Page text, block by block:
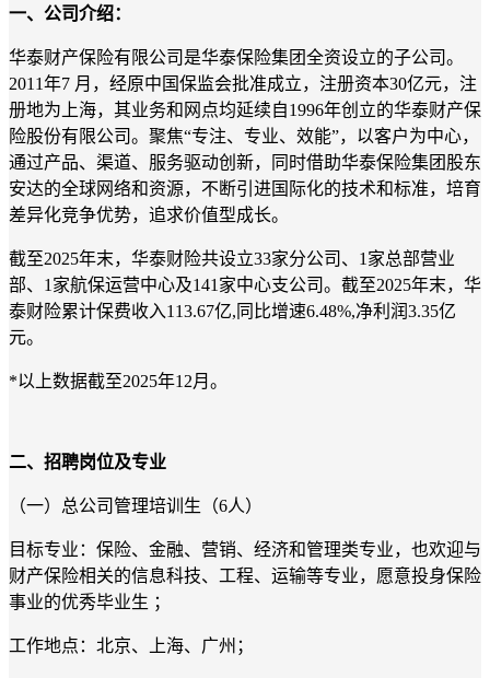
一、公司介绍：
华泰财产保险有限公司是华泰保险集团全资设立的子公司。
2011年7 月，经原中国保监会批准成立，注册资本30亿元，注
册地为上海，其业务和网点均延续自1996年创立的华泰财产保
险股份有限公司。聚焦“专注、专业、效能”，以客户为中心，
通过产品、渠道、服务驱动创新，同时借助华泰保险集团股东
安达的全球网络和资源，不断引进国际化的技术和标准，培育
差异化竞争优势，追求价值型成长。
截至2025年末，华泰财险共设立33家分公司、1家总部营业
部、1家航保运营中心及141家中心支公司。截至2025年末，华
泰财险累计保费收入113.67亿,同比增速6.48%,净利润3.35亿
元。
*以上数据截至2025年12月。
二、招聘岗位及专业
（一）总公司管理培训生（6人）
目标专业：保险、金融、营销、经济和管理类专业，也欢迎与
财产保险相关的信息科技、工程、运输等专业，愿意投身保险
事业的优秀毕业生 ；
工作地点：北京、上海、广州；